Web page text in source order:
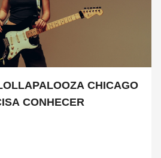
CHICAGO
CONHECER